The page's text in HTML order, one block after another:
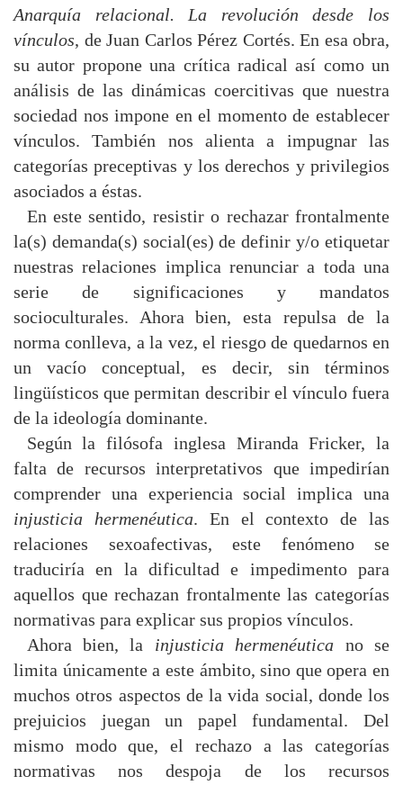
Anarquía relacional. La revolución desde los
vínculos, de Juan Carlos Pérez Cortés. En esa obra,
su autor propone una crítica radical así como un
análisis de las dinámicas coercitivas que nuestra
sociedad nos impone en el momento de establecer
vínculos. También nos alienta a impugnar las
categorías preceptivas y los derechos y privilegios
asociados a éstas.
En este sentido, resistir o rechazar frontalmente
la(s) demanda(s) social(es) de definir y/o etiquetar
nuestras relaciones implica renunciar a toda una
serie de significaciones y mandatos
socioculturales. Ahora bien, esta repulsa de la
norma conlleva, a la vez, el riesgo de quedarnos en
un vacío conceptual, es decir, sin términos
lingüísticos que permitan describir el vínculo fuera
de la ideología dominante.
Según la filósofa inglesa Miranda Fricker, la
falta de recursos interpretativos que impedirían
comprender una experiencia social implica una
injusticia hermenéutica. En el contexto de las
relaciones sexoafectivas, este fenómeno se
traduciría en la dificultad e impedimento para
aquellos que rechazan frontalmente las categorías
normativas para explicar sus propios vínculos.
Ahora bien, la injusticia hermenéutica no se
limita únicamente a este ámbito, sino que opera en
muchos otros aspectos de la vida social, donde los
prejuicios juegan un papel fundamental. Del
mismo modo que, el rechazo a las categorías
normativas nos despoja de los recursos